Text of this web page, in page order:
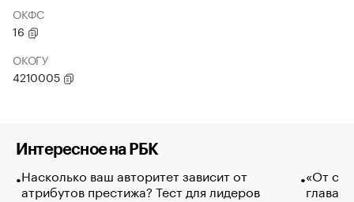
ОКФС
16
ОКОГУ
4210005
Интересное на РБК
Насколько ваш авторитет зависит от
атрибутов престижа? Тест для лидеров
«От
глава